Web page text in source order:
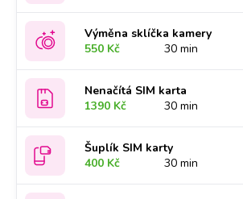
Výměna sklíčka kamery
550 Kč
30 min
Nenačítá SIM karta
1390 Kč
30 min
Šuplík SIM karty
400 Kč
30 min